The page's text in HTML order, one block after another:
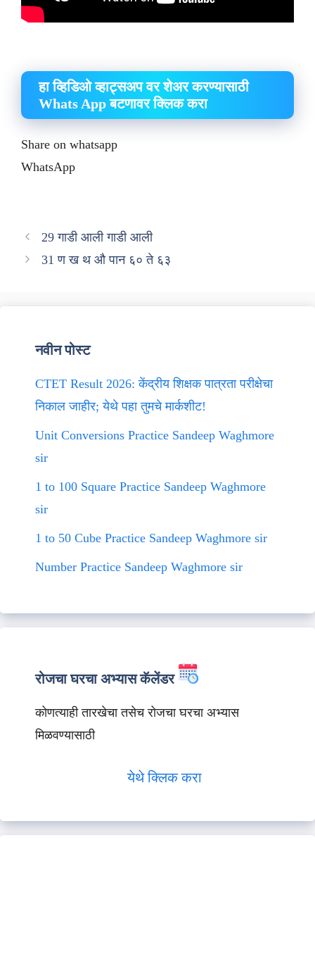
हा व्हिडिओ व्हाट्सअप वर शेअर करण्यासाठी
Whats App बटणावर क्लिक करा
Share on whatsapp
WhatsApp
29 गाडी आली गाडी आली
31 ण ख थ औ पान ६० ते ६३
नवीन पोस्ट
CTET Result 2026: केंद्रीय शिक्षक पात्रता परीक्षेचा
निकाल जाहीर; येथे पहा तुमचे मार्कशीट!
Unit Conversions Practice Sandeep Waghmore
sir
1 to 100 Square Practice Sandeep Waghmore
sir
1 to 50 Cube Practice Sandeep Waghmore sir
Number Practice Sandeep Waghmore sir
रोजचा घरचा अभ्यास कॅलेंडर
कोणत्याही तारखेचा तसेच रोजचा घरचा अभ्यास
मिळवण्यासाठी
येथे क्लिक करा